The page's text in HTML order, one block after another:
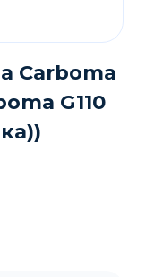
Carboma
G110